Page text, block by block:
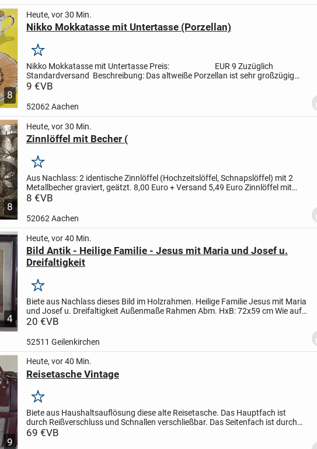
8
Heute, vor 30 Min.
Nikko Mokkatasse mit Untertasse (Porzellan)
Merken
Nikko Mokkatasse mit Untertasse Preis: EUR 9 Zuzüglich
Standardversand Beschreibung: Das altweiße Porzellan ist sehr großzügig
blumig dekoriert!...
9 €VB
52062 Aachen
8
Heute, vor 30 Min.
Zinnlöffel mit Becher (
Merken
Aus Nachlass:2 identische Zinnlöffel (Hochzeitslöffel, Schnapslöffel) mit 2
Metallbecher graviert, geätzt. 8,00 Euro+ Versand 5,49 EuroZinnlöffel mit
Bauernpaar am Stielende. Herstellungsjahr...
8 €VB
52062 Aachen
4
Heute, vor 40 Min.
Bild Antik - Heilige Familie - Jesus mit Maria und Josef u.
Dreifaltigkeit
Merken
Biete aus Nachlass dieses Bild im Holzrahmen. Heilige FamilieJesus mit Maria
und Josef u. Dreifaltigkeit Außenmaße Rahmen Abm. HxB: 72x59 cmWie auf
den Bildern zu sehen ist,
20 €VB
52511 Geilenkirchen
9
Heute, vor 40 Min.
Reisetasche Vintage
Merken
Biete aus Haushaltsauflösung diese alte Reisetasche. Das Hauptfach ist
durch Reißverschluss und Schnallen verschließbar. Das Seitenfach ist durch
einen Reißverschluss verschließbar.
69 €VB